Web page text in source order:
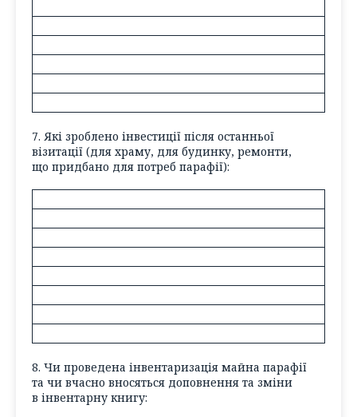
7. Які зроблено інвестиції після останньої
візитації (для храму, для будинку, ремонти,
що придбано для потреб парафії):
8. Чи проведена інвентаризація майна парафії
та чи вчасно вносяться доповнення та зміни
в інвентарну книгу: